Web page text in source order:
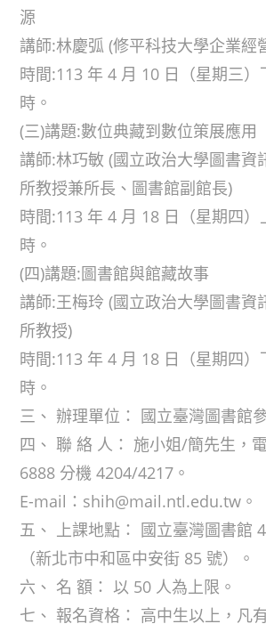
源
講師:林慶弧 (修平科技大學企業經
時間:113 年 4 月 10 日（星期三）
時。
(三)講題:數位典藏到數位策展應用
講師:林巧敏 (國立政治大學圖書資
所教授兼所長、圖書館副館長)
時間:113 年 4 月 18 日（星期四
時。
(四)講題:圖書館與館藏故事
講師:王梅玲 (國立政治大學圖書資
所教授)
時間:113 年 4 月 18 日（星期四）
時。
三、 辦理單位： 國立臺灣圖書館
四、 聯 絡 人： 施小姐/簡先生，
6888 分機 4204/4217。
E-mail：shih@mail.ntl.edu.tw。
五、 上課地點： 國立臺灣圖書館
（新北市中和區中安街 85 號）。
六、 名 額： 以 50 人為上限。
七、 報名資格： 高中生以上，凡